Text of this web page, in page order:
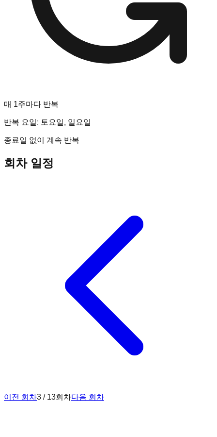
매 1주마다 반복
반복 요일: 토요일, 일요일
종료일 없이 계속 반복
회차 일정
이전 회차3 / 13회차다음 회차